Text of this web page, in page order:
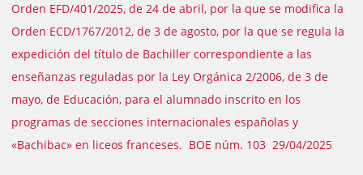
Orden EFD/401/2025, de 24 de abril, por la que se modifica la
Orden ECD/1767/2012, de 3 de agosto, por la que se regula la
expedición del título de Bachiller correspondiente a las
enseñanzas reguladas por la Ley Orgánica 2/2006, de 3 de
mayo, de Educación, para el alumnado inscrito en los
programas de secciones internacionales españolas y
«Bachibac» en liceos franceses. BOE núm. 103 29/04/2025